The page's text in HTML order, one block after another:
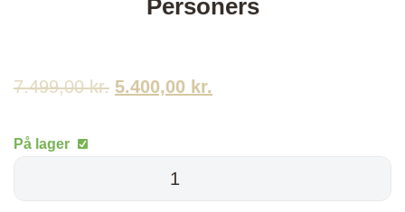
Personers
7.499,00kr. Den
5.400,00 kr.
På lager